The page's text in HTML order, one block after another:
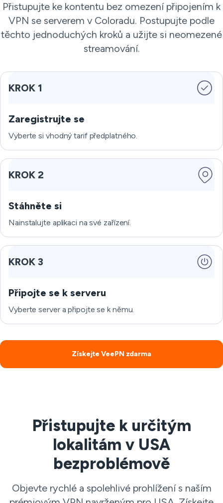
Přistupujte ke kontentu bez omezení připojením k
VPN se serverem v Coloradu. Postupujte podle
těchto jednoduchých kroků a užijte si neomezené
streamování.
KROK 1
Zaregistrujte se
Vyberte si vhodný tarif předplatného.
KROK 2
Stáhněte si
Nainstalujte aplikaci na své zařízení.
KROK 3
Připojte se k serveru
Vyberte server a připojte se k němu.
Získejte VeePN zdarma
Přistupujte k určitým
lokalitám v USA
bezproblémově
Objevte rychlé a spolehlivé prohlížení s naším